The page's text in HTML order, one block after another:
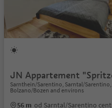
JN Appartement
Sarnthein/Sarentino, Sarntal/Sarentino,
Bolzano/Bozen and environs
56 m od Sarntal/Sarentino